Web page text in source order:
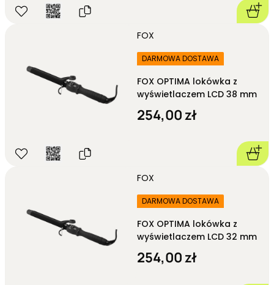
FOX
DARMOWA DOSTAWA
FOX OPTIMA lokówka z
wyświetlaczem LCD 38 mm
254,00 zł
FOX
DARMOWA DOSTAWA
FOX OPTIMA lokówka z
wyświetlaczem LCD 32 mm
254,00 zł